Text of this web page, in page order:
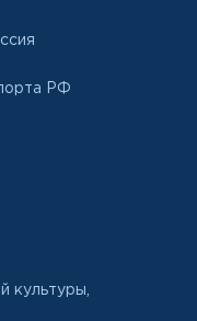
РФ
культуры,